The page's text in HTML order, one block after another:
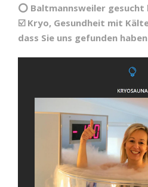
⭕ Baltmannsweiler
☑️ Kryo, Gesundheit mit
dass Sie uns gefunden